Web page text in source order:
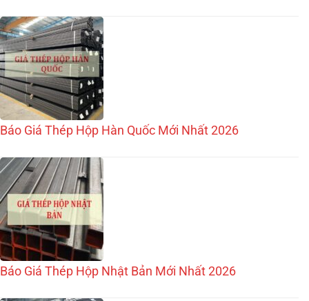
Báo Giá Thép Hộp Hàn Quốc Mới Nhất 2026
Báo Giá Thép Hộp Nhật Bản Mới Nhất 2026